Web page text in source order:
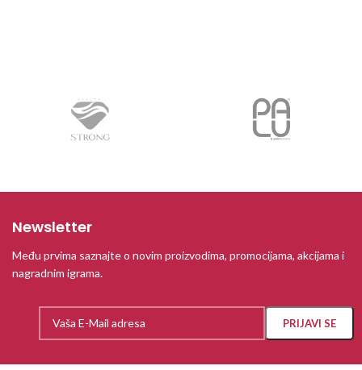
Newsletter
Među prvima saznajte o novim proizvodima, promocijama, akcijama i
nagradnim igrama.